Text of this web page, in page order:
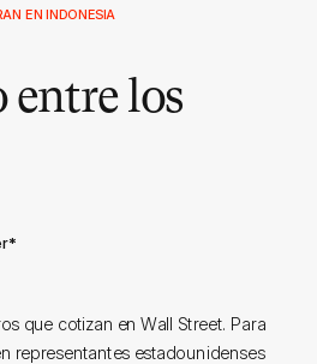
EN INDONESIA
los
*
que cotizan en Wall Street. Para
representantes estadounidenses